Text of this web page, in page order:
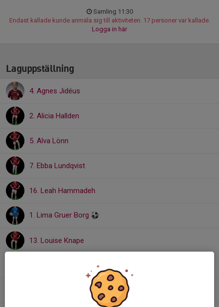
Samling 11:30
Endast kallade kunde anmäla sig till aktiviteten. 17 personer var kallade.
Logga in här
Laguppställning
4. Agnes Jidéus
2. Alicia Hallden
5. Alva Lönn
7. Ebba Lundqvist
16. Leah Hammadeh
1. Lima Gruer Borg
13. Louise Knape